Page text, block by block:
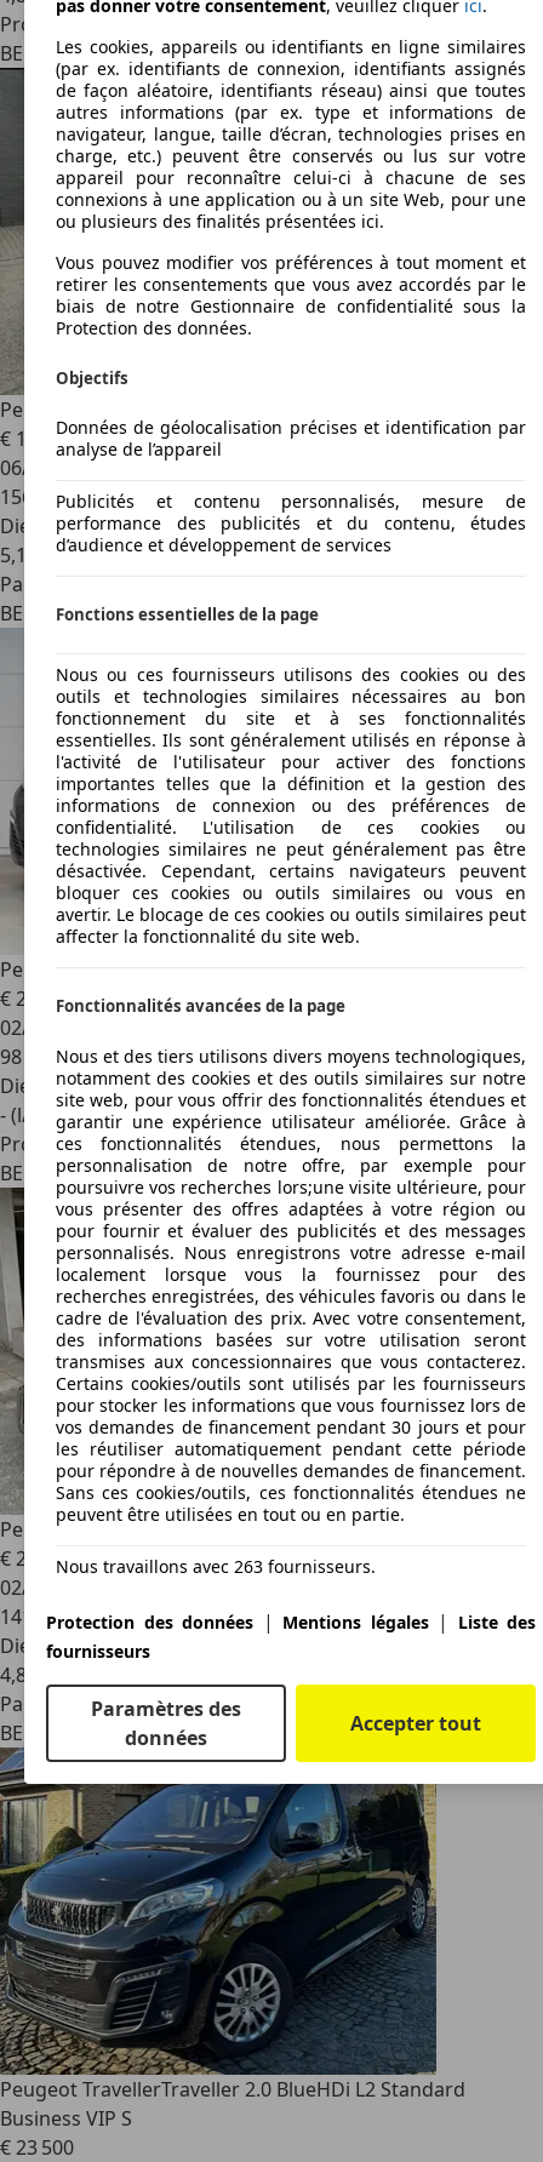
Professionnel
BE 4820Dison
Peugeot Traveller
€ 16 000
06/2017
156 000 km
Diesel
5,1 l/100 km (mixte)
Particulier
BE 1600Sint-pieters-leeuw
Peugeot Traveller
€ 21 9001
02/2020
98 743 km
Diesel
- (l/100 km)
Professionnel
BE 5651Somzée
Peugeot Traveller 1.5 BlueHDi L2 Std Allure S&S (EU6.2)
€ 20 000
02/2019
141 500 km
Diesel
4,8 l/100 km (mixte)
Particulier
BE 9032
Wondelgem
Peugeot TravellerTraveller 2.0 BlueHDi L2 Standard
Business VIP S
€ 23 500
pas donner votre consentement, veuillez cliquer ici.
Les cookies, appareils ou identifiants en ligne similaires
(par ex. identifiants de connexion, identifiants assignés
de façon aléatoire, identifiants réseau) ainsi que toutes
autres informations (par ex. type et informations de
navigateur, langue, taille d’écran, technologies prises en
charge, etc.) peuvent être conservés ou lus sur votre
appareil pour reconnaître celui-ci à chacune de ses
connexions à une application ou à un site Web, pour une
ou plusieurs des finalités présentées ici.
Vous pouvez modifier vos préférences à tout moment et
retirer les consentements que vous avez accordés par le
biais de notre Gestionnaire de confidentialité sous la
Protection des données.
Objectifs
Données de géolocalisation précises et identification par
analyse de l’appareil
Publicités et contenu personnalisés, mesure de
performance des publicités et du contenu, études
d’audience et développement de services
Fonctions essentielles de la page
Nous ou ces fournisseurs utilisons des cookies ou des
outils et technologies similaires nécessaires au bon
fonctionnement du site et à ses fonctionnalités
essentielles. Ils sont généralement utilisés en réponse à
l'activité de l'utilisateur pour activer des fonctions
importantes telles que la définition et la gestion des
informations de connexion ou des préférences de
confidentialité. L'utilisation de ces cookies ou
technologies similaires ne peut généralement pas être
désactivée. Cependant, certains navigateurs peuvent
bloquer ces cookies ou outils similaires ou vous en
avertir. Le blocage de ces cookies ou outils similaires peut
affecter la fonctionnalité du site web.
Fonctionnalités avancées de la page
Nous et des tiers utilisons divers moyens technologiques,
notamment des cookies et des outils similaires sur notre
site web, pour vous offrir des fonctionnalités étendues et
garantir une expérience utilisateur améliorée. Grâce à
ces fonctionnalités étendues, nous permettons la
personnalisation de notre offre, par exemple pour
poursuivre vos recherches lors;une visite ultérieure, pour
vous présenter des offres adaptées à votre région ou
pour fournir et évaluer des publicités et des messages
personnalisés. Nous enregistrons votre adresse e-mail
localement lorsque vous la fournissez pour des
recherches enregistrées, des véhicules favoris ou dans le
cadre de l'évaluation des prix. Avec votre consentement,
des informations basées sur votre utilisation seront
transmises aux concessionnaires que vous contacterez.
Certains cookies/outils sont utilisés par les fournisseurs
pour stocker les informations que vous fournissez lors de
vos demandes de financement pendant 30 jours et pour
les réutiliser automatiquement pendant cette période
pour répondre à de nouvelles demandes de financement.
Sans ces cookies/outils, ces fonctionnalités étendues ne
peuvent être utilisées en tout ou en partie.
Nous travaillons avec 263 fournisseurs.
Protection des données | Mentions légales|
Liste des
fournisseurs
Paramètres des
données
Accepter tout